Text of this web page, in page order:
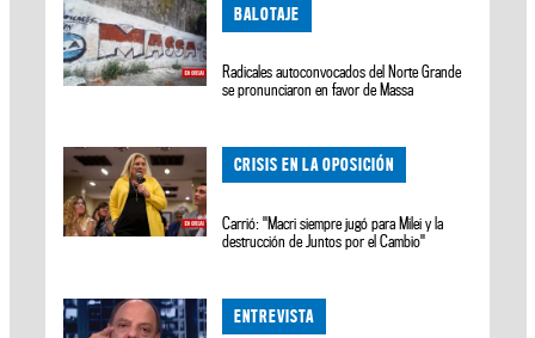
BALOTAJE
Radicales autoconvocados del Norte Grande
se pronunciaron en favor de Massa
CRISIS EN LA OPOSICIÓN
Carrió: "Macri siempre jugó para Milei y la
destrucción de Juntos por el Cambio"
ENTREVISTA